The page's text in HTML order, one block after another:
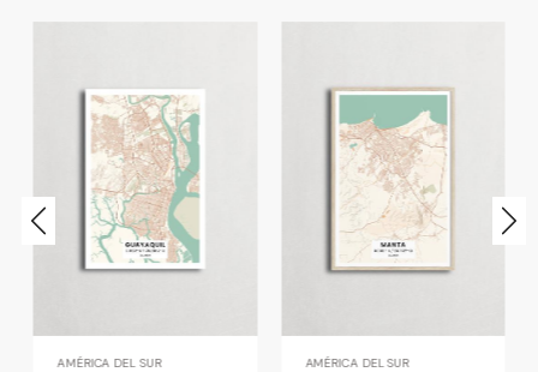
AMÉRICA DEL SUR AMÉRICA DEL SUR